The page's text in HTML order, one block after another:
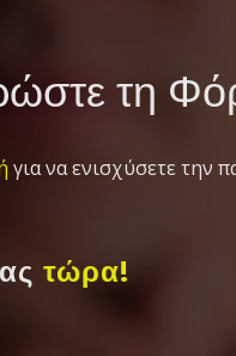
τη
για να ενισχύσετε την
τώρα!